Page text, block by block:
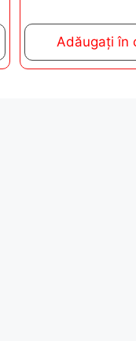
Adăugați în